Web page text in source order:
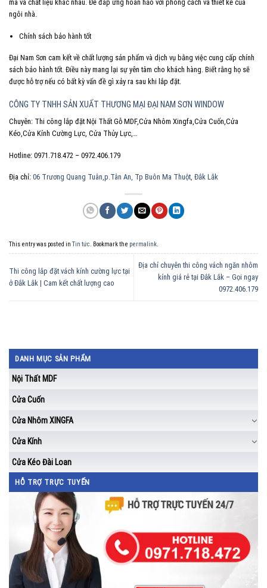
mã và chất liệu khác nhau. Để đáp ứng hoàn hảo với phong cách và thiết kế của
ngôi nhà.
Chính sách bảo hành tốt
Đại Nam Sơn cam kết về chất lượng sản phẩm và dịch vụ bằng việc cung cấp chính
sách bảo hành tốt. Điều này mang lại sự yên tâm cho khách hàng. Biết rằng họ sẽ
được hỗ trợ nếu có bất kỳ vấn đề gì xảy ra sau khi lắp đặt.
CÔNG TY TNHH SẢN XUẤT THƯƠNG MẠI ĐẠI NAM SƠN WINDOW
Chuyên: Thi công lắp đặt Nội Thất Gỗ MDF,Cửa Nhôm Xingfa,Cửa Cuốn,Cửa
Kéo,Cửa Kính Cường Lực, Cửa Thủy Lực,…
Hotline: 0971.718.472 – 0972.406.179
Địa chỉ: 06 Trương Quang Tuân,p.Tân An, Tp Buôn Ma Thuột, Đắk Lắk
This entry was posted in Tin tức . Bookmark the permalink
Thi công lắp đặt vách kính cường lực tại
ở Đắk Lắk | Cam kết chất lượng cao
Địa chỉ chuyên thi công vách ngăn nhôm
kính giá rẻ tại Đắk Lắk – Gọi ngay
0972.406.179
DANH MỤC SẢN PHẨM
Nội Thất MDF
Cửa Cuốn
Cửa Nhôm XINGFA
Cửa Kính
Cửa Kéo Đài Loan
HỖ TRỢ TRỰC TUYẾN